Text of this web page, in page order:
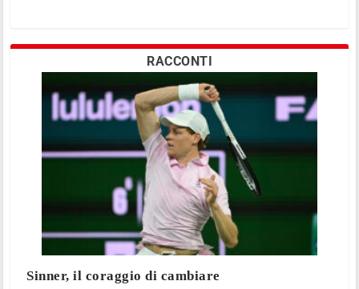
RACCONTI
Sinner, il coraggio di cambiare